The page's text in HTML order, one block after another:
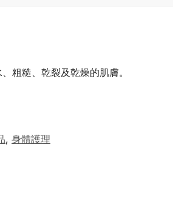
粗糙、乾裂及乾燥的肌膚。
, 身體護理